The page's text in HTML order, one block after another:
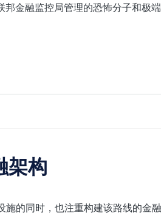
邦金融监控局管理的恐怖分子和
架构
施的同时，也注重构建该路线的金